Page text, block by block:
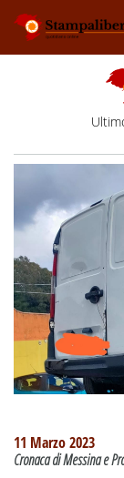
11 Marzo 2023
Cronaca di Messina e